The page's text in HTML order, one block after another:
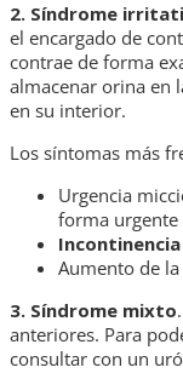
2. Síndrome
el encargado de
contrae de forma
almacenar orina en
en su interior.
Los síntomas más
Urgencia
forma urgente
Aumento de
3. Síndrome mixto
anteriores. Para
consultar con un